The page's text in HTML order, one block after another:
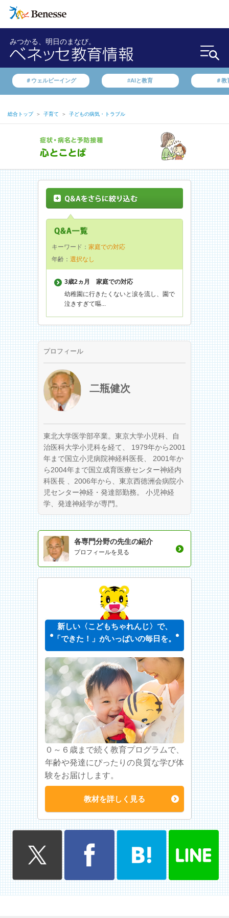
みつかる、明日のまなび。
＃ウェルビーイング #AIと教育 ＃教
総合トップ ＞ 子育て ＞ 子どもの病気・トラブル
キーワード： 家庭での対応
年齢： 選択なし
3歳2ヵ月
家庭での対応
幼稚園に行きたくないと涙を流し、園で
泣きすぎて嘔...
プロフィール
二瓶健次
東北大学医学部卒業。東京大学小児科、自
治医科大学小児科を経て、 1979年から2001
年まで国立小児病院神経科医長、 2001年か
ら2004年まで国立成育医療センター神経内
科医長 、2006年から、東京西徳洲会病院小
児センター神経・発達部勤務。 小児神経
学、発達神経学が専門。
各専門分野の先生の紹介
プロフィールを見る
新しい〈こどもちゃれんじ〉で、
「できた！」がいっぱいの毎日を。
０～６歳まで続く教育プログラムで、
年齢や発達にぴったりの良質な学び体
験をお届けします。
教材を詳しく見る